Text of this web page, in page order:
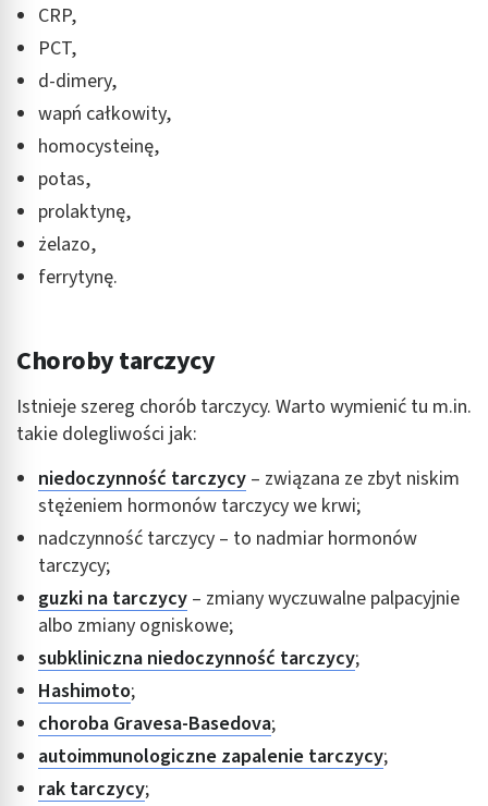
CRP,
PCT,
d-dimery,
wapń całkowity,
homocysteinę,
potas,
prolaktynę,
żelazo,
ferrytynę.
Choroby tarczycy
Istnieje szereg chorób tarczycy. Warto wymienić tu m.in.
takie dolegliwości jak:
niedoczynność tarczycy – związana ze zbyt niskim
stężeniem hormonów tarczycy we krwi;
nadczynność tarczycy – to nadmiar hormonów
tarczycy;
guzki na tarczycy – zmiany wyczuwalne palpacyjnie
albo zmiany ogniskowe;
subkliniczna niedoczynność tarczycy;
Hashimoto;
choroba Gravesa-Basedova;
autoimmunologiczne zapalenie tarczycy;
rak tarczycy;
Tworzenie profili w celu spersonalizowanych
reklam
Wykorzystanie profili do wyboru
spersonalizowanych reklam
Tworzenie profili w celu personalizacji treści
Wykorzystywanie profili w celu doboru
spersonalizowanych treści
Pomiar efektywności reklam
Rozumienie odbiorców dzięki statystyce lub
Rozwój i ulepszanie usług
Wykorzystywanie ograniczonych danych do
wyboru treści
Funkcje specjalne IAB:
Użycie dokładnych danych geolokalizacyjnych
Identyfikowanie urządzeń na podstawie
aktywnie żądanych informacji
Cele przetwarzania inne niż IAB:
Niezbędne
Wydajność (Performance)
Reklama / śledzenie